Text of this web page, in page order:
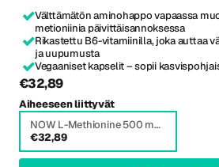
Välttämätön aminohappo vapaassa
metioniinia päivittäisannoksessa
Rikastettu B6-vitamiinilla, joka auttaa
ja uupumusta
Vegaaniset kapselit – sopii
€32,89
Aiheeseen liittyvät
NOW L-Methionine 500 mg 100 caps
€32,89